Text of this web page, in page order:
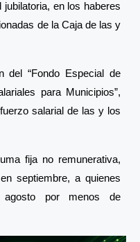
en los haberes
de la Caja de las y
del “Fondo Especial de
para Municipios”,
salarial de las y los
fija no remunerativa,
septiembre, a quienes
agosto por menos de